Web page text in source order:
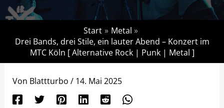
Start
Metal
Drei Bands, drei Stile, ein lauter Abend – Konzert im
MTC Köln [ Alternative Rock | Punk | Metal ]
Von Blattturbo / 14. Mai 2025